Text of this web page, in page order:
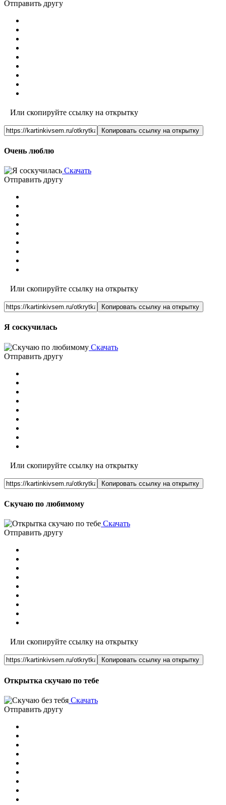
Отправить другу
Или скопируйте ссылку на открытку
Копировать ссылку на открытку
Очень люблю
Скачать
Отправить другу
Или скопируйте ссылку на открытку
Копировать ссылку на открытку
Я соскучилась
Скачать
Отправить другу
Или скопируйте ссылку на открытку
Копировать ссылку на открытку
Скучаю по любимому
Скачать
Отправить другу
Или скопируйте ссылку на открытку
Копировать ссылку на открытку
Открытка скучаю по тебе
Скачать
Отправить другу